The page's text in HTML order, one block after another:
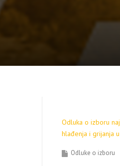
Odluka o izboru
hlađenja i grijanja
Odluke o izboru